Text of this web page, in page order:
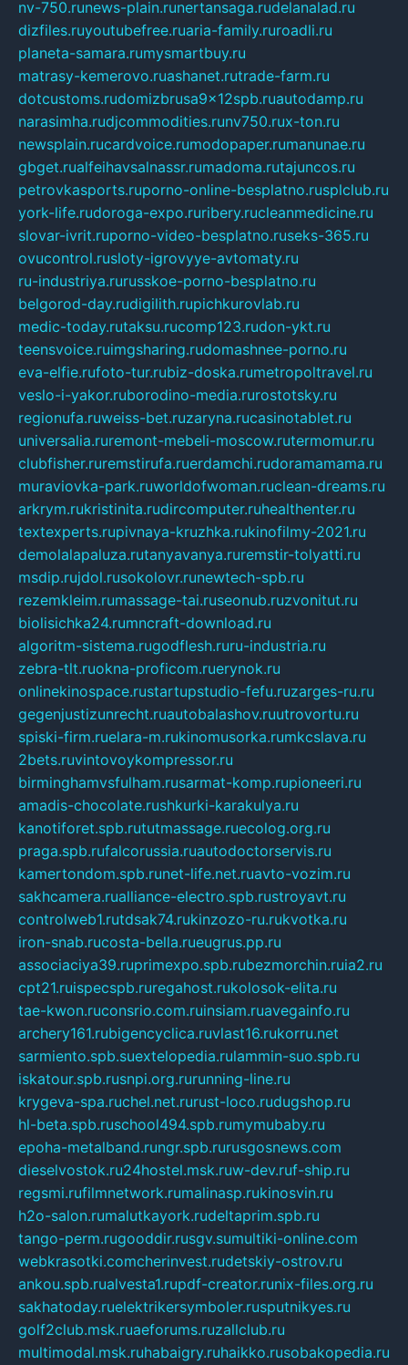
nv-750.runews-plain.runertansaga.rudelanalad.ru
dizfiles.ruyoutubefree.ruaria-family.ruroadli.ru
planeta-samara.rumysmartbuy.ru
matrasy-kemerovo.ruashanet.rutrade-farm.ru
dotcustoms.rudomizbrusa9x12spb.ruautodamp.ru
narasimha.rudjcommodities.runv750.rux-ton.ru
newsplain.rucardvoice.rumodopaper.rumanunae.ru
gbget.rualfeihavsalnassr.rumadoma.rutajuncos.ru
petrovkasports.ruporno-online-besplatno.rusplclub.ru
york-life.rudoroga-expo.ruribery.rucleanmedicine.ru
slovar-ivrit.ruporno-video-besplatno.ruseks-365.ru
ovucontrol.rusloty-igrovyye-avtomaty.ru
ru-industriya.rurusskoe-porno-besplatno.ru
belgorod-day.rudigilith.rupichkurovlab.ru
medic-today.rutaksu.rucomp123.rudon-ykt.ru
teensvoice.ruimgsharing.rudomashnee-porno.ru
eva-elfie.rufoto-tur.rubiz-doska.rumetropoltravel.ru
veslo-i-yakor.ruborodino-media.rurostotsky.ru
regionufa.ruweiss-bet.ruzaryna.rucasinotablet.ru
universalia.ruremont-mebeli-moscow.rutermomur.ru
clubfisher.ruremstirufa.ruerdamchi.rudoramamama.ru
muraviovka-park.ruworldofwoman.ruclean-dreams.ru
arkrym.rukristinita.rudircomputer.ruhealthenter.ru
textexperts.rupivnaya-kruzhka.rukinofilmy-2021.ru
demolalapaluza.rutanyavanya.ruremstir-tolyatti.ru
msdip.rujdol.rusokolovr.runewtech-spb.ru
rezemkleim.rumassage-tai.ruseonub.ruzvonitut.ru
biolisichka24.rumncraft-download.ru
algoritm-sistema.rugodflesh.ruru-industria.ru
zebra-tlt.ruokna-proficom.ruerynok.ru
onlinekinospace.rustartupstudio-fefu.ruzarges-ru.ru
gegenjustizunrecht.ruautobalashov.ruutrovortu.ru
spiski-firm.ruelara-m.rukinomusorka.rumkcslava.ru
2bets.ruvintovoykompressor.ru
birminghamvsfulham.rusarmat-komp.rupioneeri.ru
amadis-chocolate.rushkurki-karakulya.ru
kanotiforet.spb.rututmassage.ruecolog.org.ru
praga.spb.rufalcorussia.ruautodoctorservis.ru
kamertondom.spb.runet-life.net.ruavto-vozim.ru
sakhcamera.rualliance-electro.spb.rustroyavt.ru
controlweb1.rutdsak74.rukinzozo-ru.rukvotka.ru
iron-snab.rucosta-bella.rueugrus.pp.ru
associaciya39.ruprimexpo.spb.rubezmorchin.ruia2.ru
cpt21.ruispecspb.ruregahost.rukolosok-elita.ru
tae-kwon.ruconsrio.com.ruinsiam.ruavegainfo.ru
archery161.rubigencyclica.ruvlast16.rukorru.net
sarmiento.spb.suextelopedia.rulammin-suo.spb.ru
iskatour.spb.rusnpi.org.rurunning-line.ru
krygeva-spa.ruchel.net.rurust-loco.rudugshop.ru
hl-beta.spb.ruschool494.spb.rumymubaby.ru
epoha-metalband.rungr.spb.rurusgosnews.com
dieselvostok.ru24hostel.msk.ruw-dev.ruf-ship.ru
regsmi.rufilmnetwork.rumalinasp.rukinosvin.ru
h2o-salon.rumalutkayork.rudeltaprim.spb.ru
tango-perm.rugooddir.rusgv.sumultiki-online.com
webkrasotki.comcherinvest.rudetskiy-ostrov.ru
ankou.spb.rualvesta1.rupdf-creator.runix-files.org.ru
sakhatoday.ruelektrikersymboler.rusputnikyes.ru
golf2club.msk.ruaeforums.ruzallclub.ru
multimodal.msk.ruhabaigry.ruhaikko.rusobakopedia.ru